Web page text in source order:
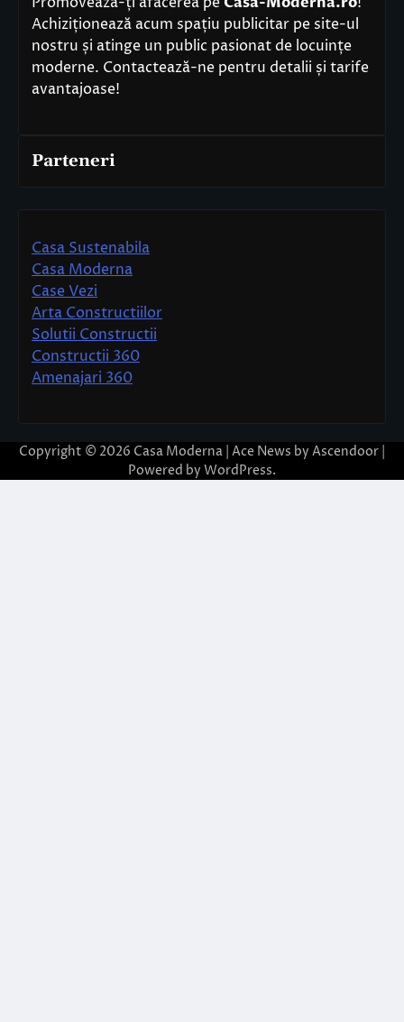
Achiziționează acum spațiu publicitar pe site-ul
nostru și atinge un public pasionat de locuințe
moderne. Contactează-ne pentru detalii și tarife
avantajoase!
Parteneri
Casa Sustenabila
Casa Moderna
Case Vezi
Arta Constructiilor
Solutii Constructii
Constructii 360
Amenajari 360
Copyright © 2026 Casa Moderna | Ace News by Ascendoor
Powered by WordPress.